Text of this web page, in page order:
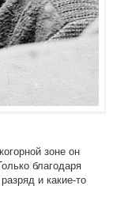
зоне он
благодаря
и какие-то